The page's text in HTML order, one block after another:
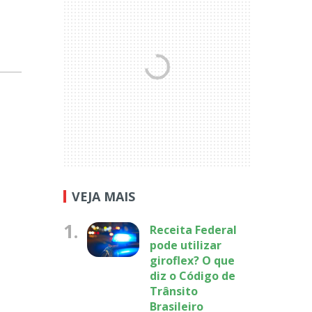
VEJA MAIS
1.
Receita Federal
pode utilizar
giroflex? O que
diz o Código de
Trânsito
Brasileiro